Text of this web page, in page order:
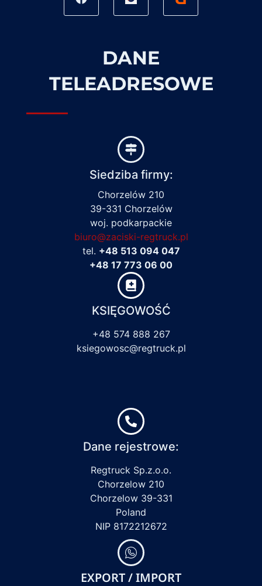
DANE
TELEADRESOWE
Siedziba firmy:
Chorzelów 210
39-331 Chorzelów
woj. podkarpackie
biuro@zaciski-regtruck.pl
tel. +48 513 094 047
+48 17 773 06 00
KSIĘGOWOŚĆ
+48 574 888 267
ksiegowosc@regtruck.pl
Dane rejestrowe:
Regtruck Sp.z.o.o.
Chorzelow 210
Chorzelow 39-331
Poland
NIP 8172212672
EXPORT / IMPORT